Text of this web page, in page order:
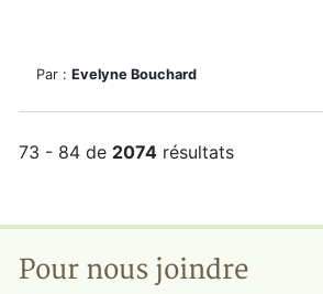
Par : Evelyne Bouchard
73 - 84 de 2074 résultats
Pour nous joindre